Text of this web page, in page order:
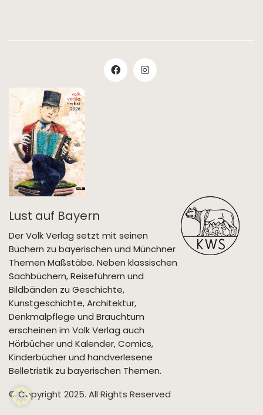
Lust auf Bayern
Der Volk Verlag setzt mit seinen
Büchern zu bayerischen und Münchner
Themen Maßstäbe. Neben klassischen
Sachbüchern, Reiseführern und
Bildbänden zu Geschichte,
Kunstgeschichte, Architektur,
Denkmalpflege und Brauchtum
erscheinen im Volk Verlag auch
Hörbücher und Kalender, Comics,
Kinderbücher und handverlesene
Belletristik zu bayerischen Themen.
© Copyright 2025. All Rights Reserved